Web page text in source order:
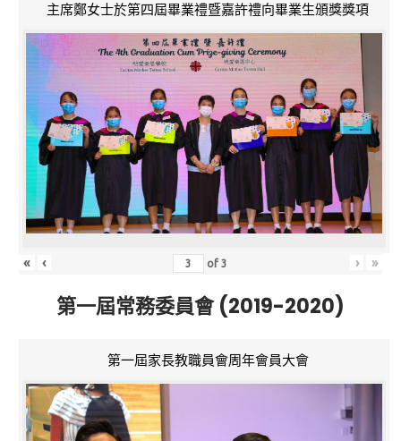
主席鄭女士於第四屆畢業禮暨嘉許禮向畢業生頒獎獎項
« ‹ of3 › »
第一屆常務委員會 (2019-2020)
第一屆家長教職員會周年會員大會